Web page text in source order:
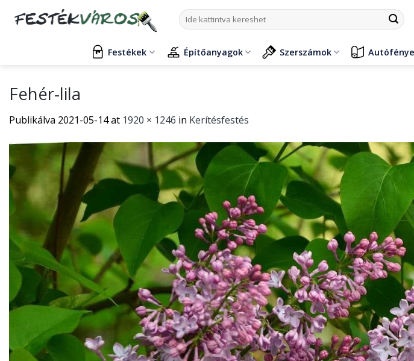
Keresés
a
Festékek Építőanyagok Szerszámok
Fehér-lila
Publikálva 2021-05-14at 1920 × 1246 in Kerítésfestés